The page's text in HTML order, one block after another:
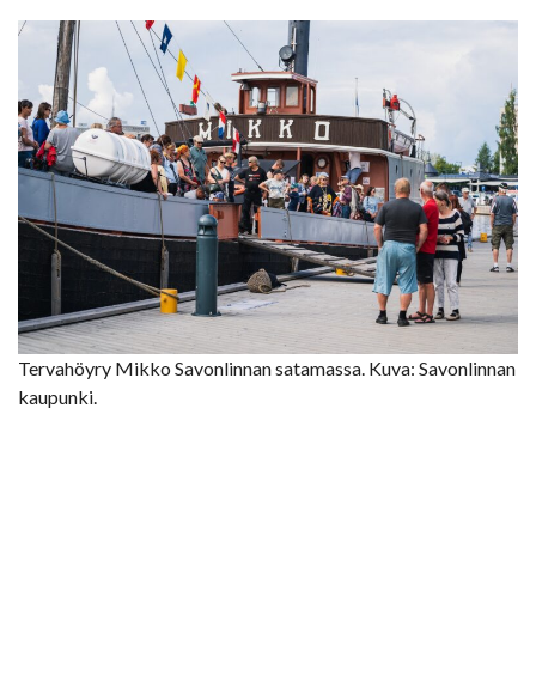
Tervahöyry Mikko Savonlinnan satamassa. Kuva: Savonlinnan
kaupunki.